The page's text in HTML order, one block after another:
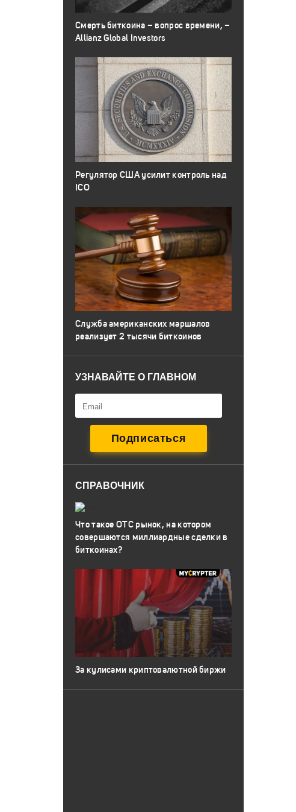
Смерть биткоина – вопрос времени, –
Allianz Global Investors
Регулятор США усилит контроль над
ICO
Служба американских маршалов
реализует 2 тысячи биткоинов
УЗНАВАЙТЕ О ГЛАВНОМ
СПРАВОЧНИК
Что такое OTC рынок, на котором
совершаются миллиардные сделки в
биткоинах?
За кулисами криптовалютной биржи